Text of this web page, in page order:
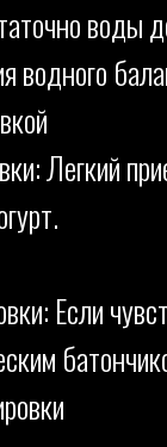
воды
водного
Легкий
Если